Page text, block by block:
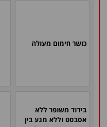
כושר חימום מעולה
בידוד משופר ללא
אסבסט וללא מגע בין